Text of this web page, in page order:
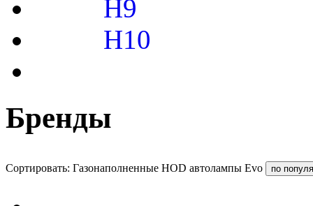
H9
H10
Бренды
Сортировать: Газонаполненные HOD автолампы Evo